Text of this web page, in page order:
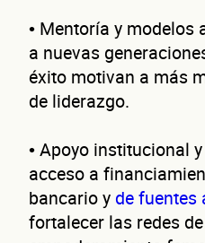
• Mentoría y modelos
a nuevas
éxito motivan a más
de liderazgo.
• Apoyo institucional
acceso a
bancario y de fuentes
fortalecer las redes